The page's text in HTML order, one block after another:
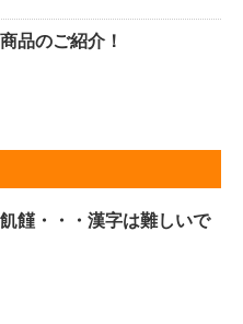
品のご紹介！
饉・・・漢字は難しいで